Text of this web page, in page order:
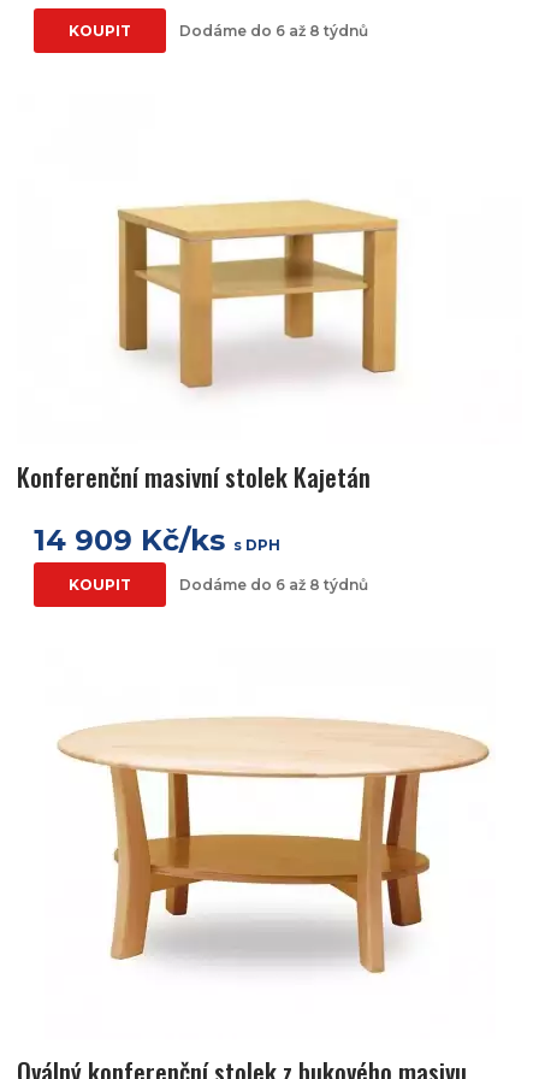
KOUPIT Dodáme do 6 až 8 týdnů
Konferenční masivní stolek Kajetán
14 909 Kč/ks s DPH
KOUPIT Dodáme do 6 až 8 týdnů
Oválný konferenční stolek z bukového masivu